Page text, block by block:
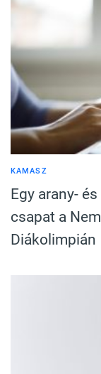
KAMASZ
Egy arany-
csapat a
Diákolimpián